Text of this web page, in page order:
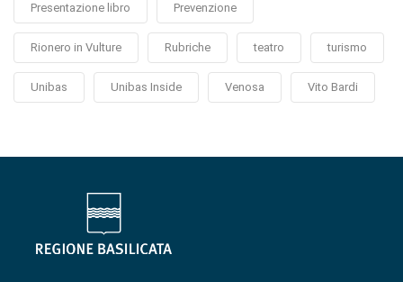
Presentazione libro Prevenzione
Rionero in Vulture Rubriche teatro turismo
Unibas Unibas Inside Venosa Vito Bardi